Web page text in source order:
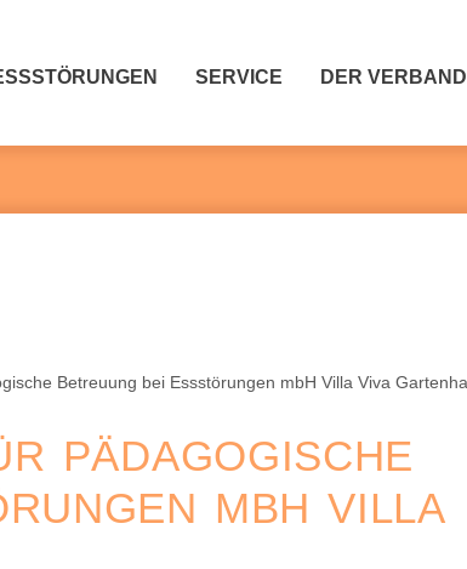
SERVICE DER VERBAND
PÄDAGOGISCHE
MBH VILLA